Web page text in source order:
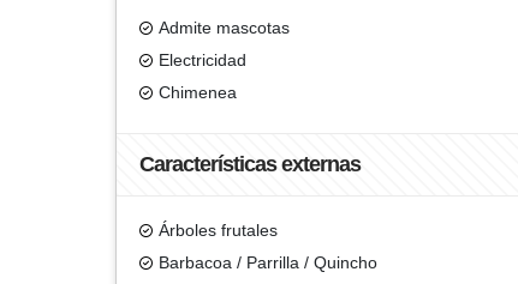
Admite mascotas
Electricidad
Chimenea
Características externas
Árboles frutales
Barbacoa / Parrilla / Quincho